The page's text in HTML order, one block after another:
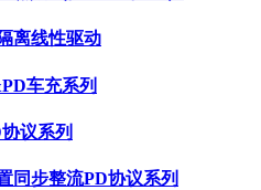
离线性驱动
车充系列
议系列
同步整流PD协议系列